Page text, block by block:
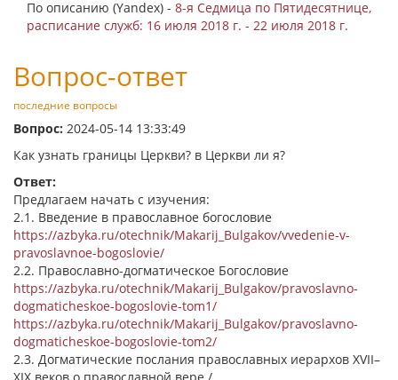
По описанию (Yandex) - 8-я Седмица по Пятидесятнице,
расписание служб: 16 июля 2018 г. - 22 июля 2018 г.
Вопрос-ответ
последние вопросы
Вопрос: 2024-05-14 13:33:49
Как узнать границы Церкви? в Церкви ли я?
Ответ:
Предлагаем начать с изучения:
2.1. Введение в православное богословие
https://azbyka.ru/otechnik/Makarij_Bulgakov/vvedenie-v-
pravoslavnoe-bogoslovie/
2.2. Православно-догматическое Богословие
https://azbyka.ru/otechnik/Makarij_Bulgakov/pravoslavno-
dogmaticheskoe-bogoslovie-tom1/
https://azbyka.ru/otechnik/Makarij_Bulgakov/pravoslavno-
dogmaticheskoe-bogoslovie-tom2/
2.3. Догматические послания православных иерархов XVII–